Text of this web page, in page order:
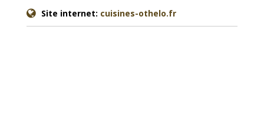
Site internet: cuisines-othelo.fr